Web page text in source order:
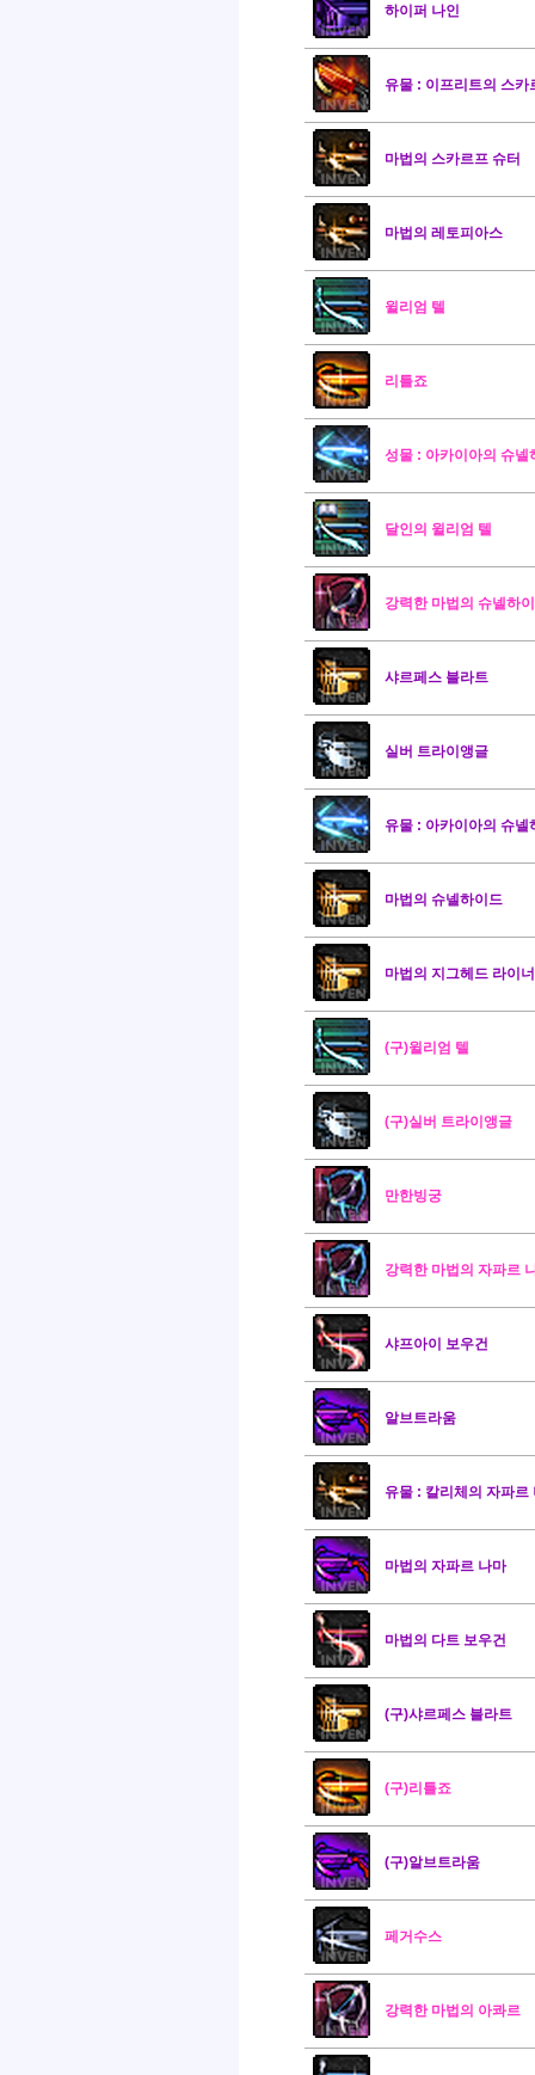
하이퍼 나인
유물 : 이프리트의 스카
마법의 스카르프 슈터
마법의 레토피아스
윌리엄 텔
리틀죠
성물 : 아카이아의 슈넬
달인의 윌리엄 텔
강력한 마법의 슈넬하
샤르페스 블라트
실버 트라이앵글
유물 : 아카이아의 슈넬
마법의 슈넬하이드
마법의 지그헤드 라이너
(구)윌리엄 텔
(구)실버 트라이앵글
만한빙궁
강력한 마법의 자파르
샤프아이 보우건
알브트라움
유물 : 칼리체의 자파르
마법의 자파르 나마
마법의 다트 보우건
(구)샤르페스 블라트
(구)리틀죠
(구)알브트라움
페거수스
강력한 마법의 아콰르